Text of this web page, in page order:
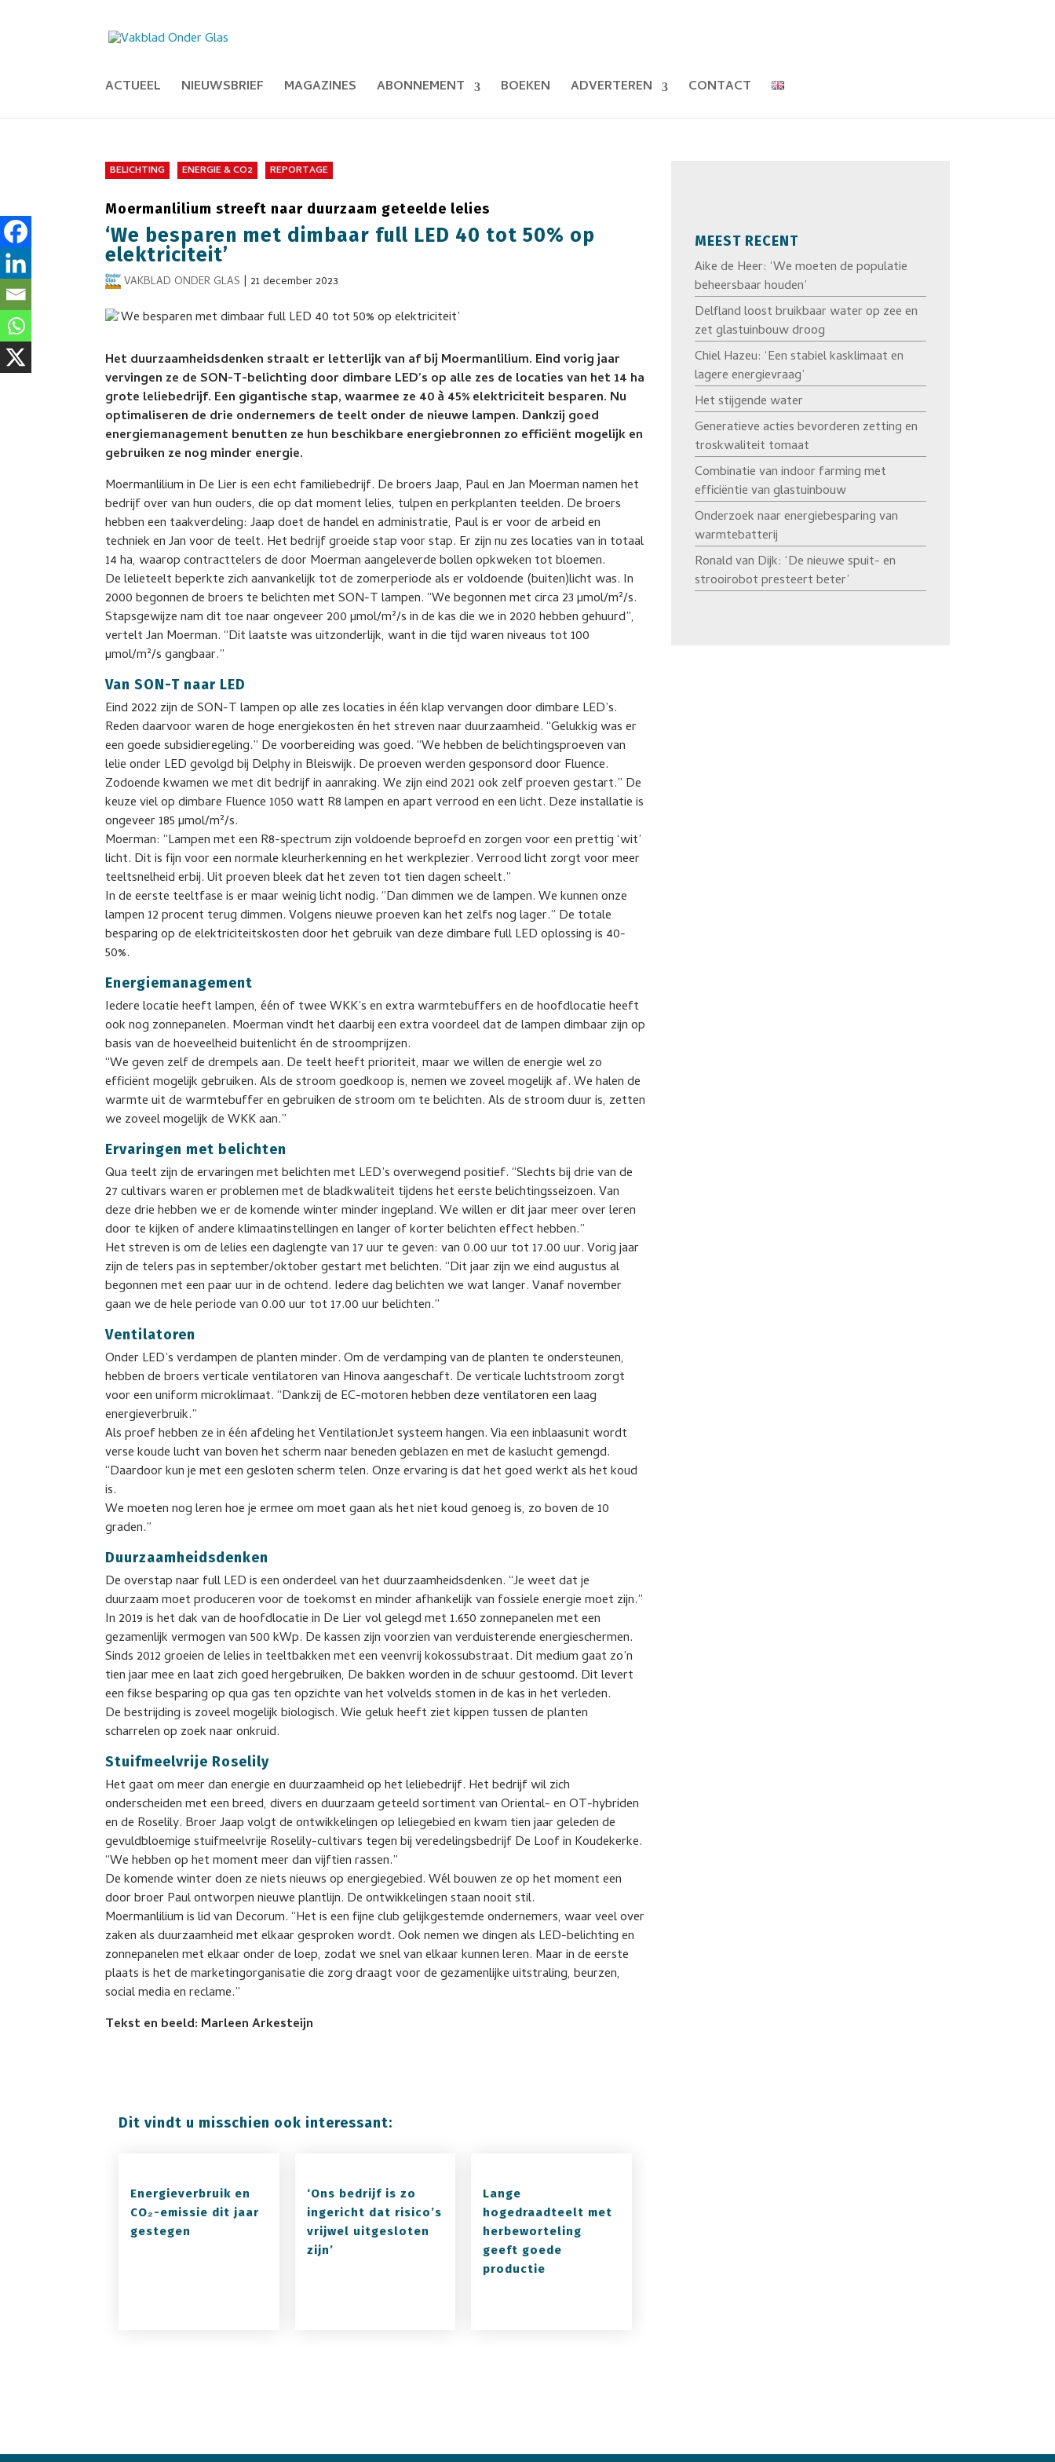
ACTUEEL NIEUWSBRIEF MAGAZINES ABONNEMENT BOEKEN ADVERTEREN CONTACT
BELICHTING ENERGIE & CO2 REPORTAGE
Moermanlilium streeft naar duurzaam geteelde lelies
‘We besparen met dimbaar full LED 40 tot 50% op
elektriciteit’
VAKBLAD ONDER GLAS |21 december 2023
Het duurzaamheidsdenken straalt er letterlijk van af bij Moermanlilium. Eind vorig jaar
vervingen ze de SON-T-belichting door dimbare LED’s op alle zes de locaties van het 14 ha
grote leliebedrijf. Een gigantische stap, waarmee ze 40 à 45% elektriciteit besparen. Nu
optimaliseren de drie ondernemers de teelt onder de nieuwe lampen. Dankzij goed
energiemanagement benutten ze hun beschikbare energiebronnen zo efficiënt mogelijk en
gebruiken ze nog minder energie.
Moermanlilium in De Lier is een echt familiebedrijf. De broers Jaap, Paul en Jan Moerman namen het
bedrijf over van hun ouders, die op dat moment lelies, tulpen en perkplanten teelden. De broers
hebben een taakverdeling: Jaap doet de handel en administratie, Paul is er voor de arbeid en
techniek en Jan voor de teelt. Het bedrijf groeide stap voor stap. Er zijn nu zes locaties van in totaal
14 ha, waarop contracttelers de door Moerman aangeleverde bollen opkweken tot bloemen.
De lelieteelt beperkte zich aanvankelijk tot de zomerperiode als er voldoende (buiten)licht was. In
2000 begonnen de broers te belichten met SON-T lampen. “We begonnen met circa 23 µmol/m²/s.
Stapsgewijze nam dit toe naar ongeveer 200 µmol/m²/s in de kas die we in 2020 hebben gehuurd”,
vertelt Jan Moerman. “Dit laatste was uitzonderlijk, want in die tijd waren niveaus tot 100
µmol/m²/s gangbaar.”
Van SON-T naar LED
Eind 2022 zijn de SON-T lampen op alle zes locaties in één klap vervangen door dimbare LED’s.
Reden daarvoor waren de hoge energiekosten én het streven naar duurzaamheid. “Gelukkig was er
een goede subsidieregeling.” De voorbereiding was goed. “We hebben de belichtingsproeven van
lelie onder LED gevolgd bij Delphy in Bleiswijk. De proeven werden gesponsord door Fluence.
Zodoende kwamen we met dit bedrijf in aanraking. We zijn eind 2021 ook zelf proeven gestart.” De
keuze viel op dimbare Fluence 1050 watt R8 lampen en apart verrood en een licht. Deze installatie is
ongeveer 185 µmol/m²/s.
Moerman: “Lampen met een R8-spectrum zijn voldoende beproefd en zorgen voor een prettig ‘wit’
licht. Dit is fijn voor een normale kleurherkenning en het werkplezier. Verrood licht zorgt voor meer
teeltsnelheid erbij. Uit proeven bleek dat het zeven tot tien dagen scheelt.”
In de eerste teeltfase is er maar weinig licht nodig. “Dan dimmen we de lampen. We kunnen onze
lampen 12 procent terug dimmen. Volgens nieuwe proeven kan het zelfs nog lager.” De totale
besparing op de elektriciteitskosten door het gebruik van deze dimbare full LED oplossing is 40-
50%.
Energiemanagement
Iedere locatie heeft lampen, één of twee WKK’s en extra warmtebuffers en de hoofdlocatie heeft
ook nog zonnepanelen. Moerman vindt het daarbij een extra voordeel dat de lampen dimbaar zijn op
basis van de hoeveelheid buitenlicht én de stroomprijzen.
“We geven zelf de drempels aan. De teelt heeft prioriteit, maar we willen de energie wel zo
efficiënt mogelijk gebruiken. Als de stroom goedkoop is, nemen we zoveel mogelijk af. We halen de
warmte uit de warmtebuffer en gebruiken de stroom om te belichten. Als de stroom duur is, zetten
we zoveel mogelijk de WKK aan.”
Ervaringen met belichten
Qua teelt zijn de ervaringen met belichten met LED’s overwegend positief. “Slechts bij drie van de
27 cultivars waren er problemen met de bladkwaliteit tijdens het eerste belichtingsseizoen. Van
deze drie hebben we er de komende winter minder ingepland. We willen er dit jaar meer over leren
door te kijken of andere klimaatinstellingen en langer of korter belichten effect hebben.”
Het streven is om de lelies een daglengte van 17 uur te geven: van 0.00 uur tot 17.00 uur. Vorig jaar
zijn de telers pas in september/oktober gestart met belichten. “Dit jaar zijn we eind augustus al
begonnen met een paar uur in de ochtend. Iedere dag belichten we wat langer. Vanaf november
gaan we de hele periode van 0.00 uur tot 17.00 uur belichten.”
Ventilatoren
Onder LED’s verdampen de planten minder. Om de verdamping van de planten te ondersteunen,
hebben de broers verticale ventilatoren van Hinova aangeschaft. De verticale luchtstroom zorgt
voor een uniform microklimaat. “Dankzij de EC-motoren hebben deze ventilatoren een laag
energieverbruik.”
Als proef hebben ze in één afdeling het VentilationJet systeem hangen. Via een inblaasunit wordt
verse koude lucht van boven het scherm naar beneden geblazen en met de kaslucht gemengd.
“Daardoor kun je met een gesloten scherm telen. Onze ervaring is dat het goed werkt als het koud
is.
We moeten nog leren hoe je ermee om moet gaan als het niet koud genoeg is, zo boven de 10
graden.”
Duurzaamheidsdenken
De overstap naar full LED is een onderdeel van het duurzaamheidsdenken. “Je weet dat je
duurzaam moet produceren voor de toekomst en minder afhankelijk van fossiele energie moet zijn.”
In 2019 is het dak van de hoofdlocatie in De Lier vol gelegd met 1.650 zonnepanelen met een
gezamenlijk vermogen van 500 kWp. De kassen zijn voorzien van verduisterende energieschermen.
Sinds 2012 groeien de lelies in teeltbakken met een veenvrij kokossubstraat. Dit medium gaat zo’n
tien jaar mee en laat zich goed hergebruiken, De bakken worden in de schuur gestoomd. Dit levert
een fikse besparing op qua gas ten opzichte van het volvelds stomen in de kas in het verleden.
De bestrijding is zoveel mogelijk biologisch. Wie geluk heeft ziet kippen tussen de planten
scharrelen op zoek naar onkruid.
Stuifmeelvrije Roselily
Het gaat om meer dan energie en duurzaamheid op het leliebedrijf. Het bedrijf wil zich
onderscheiden met een breed, divers en duurzaam geteeld sortiment van Oriental- en OT-hybriden
en de Roselily. Broer Jaap volgt de ontwikkelingen op leliegebied en kwam tien jaar geleden de
gevuldbloemige stuifmeelvrije Roselily-cultivars tegen bij veredelingsbedrijf De Loof in Koudekerke.
“We hebben op het moment meer dan vijftien rassen.”
De komende winter doen ze niets nieuws op energiegebied. Wél bouwen ze op het moment een
door broer Paul ontworpen nieuwe plantlijn. De ontwikkelingen staan nooit stil.
Moermanlilium is lid van Decorum. “Het is een fijne club gelijkgestemde ondernemers, waar veel over
zaken als duurzaamheid met elkaar gesproken wordt. Ook nemen we dingen als LED-belichting en
zonnepanelen met elkaar onder de loep, zodat we snel van elkaar kunnen leren. Maar in de eerste
plaats is het de marketingorganisatie die zorg draagt voor de gezamenlijke uitstraling, beurzen,
social media en reclame.”
Tekst en beeld: Marleen Arkesteijn
Dit vindt u misschien ook interessant:
Energieverbruik en
CO₂-emissie dit jaar
gestegen
‘Ons bedrijf is zo
ingericht dat risico’s
vrijwel uitgesloten
zijn’
Lange
hogedraadteelt met
herbeworteling
geeft goede
productie
MEEST RECENT
Aike de Heer: ‘We moeten de populatie
beheersbaar houden’
Delfland loost bruikbaar water op zee en
zet glastuinbouw droog
Chiel Hazeu: ‘Een stabiel kasklimaat en
lagere energievraag’
Het stijgende water
Generatieve acties bevorderen zetting en
troskwaliteit tomaat
Combinatie van indoor farming met
efficiëntie van glastuinbouw
Onderzoek naar energiebesparing van
warmtebatterij
Ronald van Dijk: ‘De nieuwe spuit- en
strooirobot presteert beter’